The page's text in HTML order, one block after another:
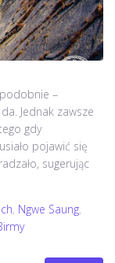
–
Jednak zawsze
gdy
pojawić się
sugerując
, Ngwe Saung,